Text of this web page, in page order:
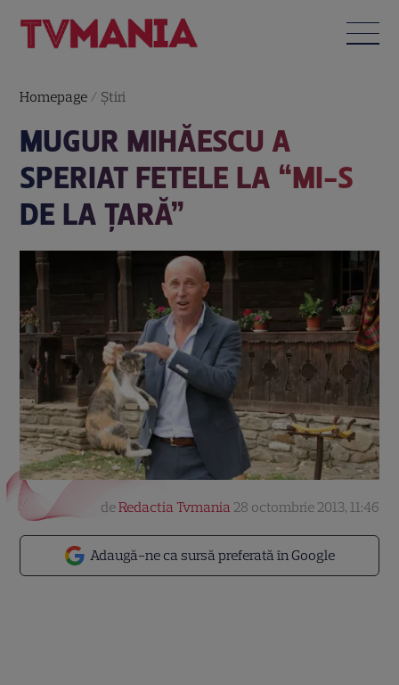
Homepage / Știri
MUGUR MIHĂESCU A
SPERIAT FETELE LA “MI-S
DE LA ŢARĂ”
Adaugă-ne ca sursă preferată în Google
deRedactia Tvmania 28 octombrie 2013, 11:46